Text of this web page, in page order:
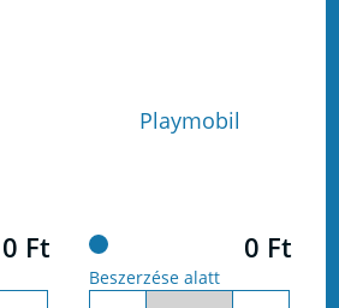
0 Ft
Playmobil
0 Ft
Beszerzése alatt